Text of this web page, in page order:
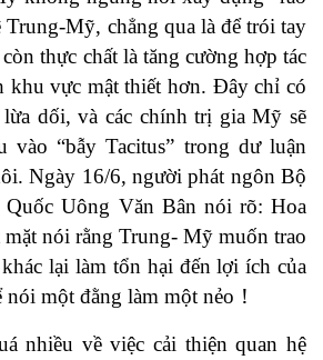
Trung-Mỹ, chẳng qua là để trói tay
thực chất là tăng cường hợp tác
khu vực mật thiết hơn. Đây chỉ có
dối, và các chính trị gia Mỹ sẽ
vào “bẫy Tacitus” trong dư luận
Ngày 16/6, người phát ngôn Bộ
Quốc Uông Văn Bân nói rõ: Hoa
nói rằng Trung- Mỹ muốn trao
lại làm tổn hại đến lợi ích của
một đằng làm một nẻo！
nhiều về việc cải thiện quan hệ